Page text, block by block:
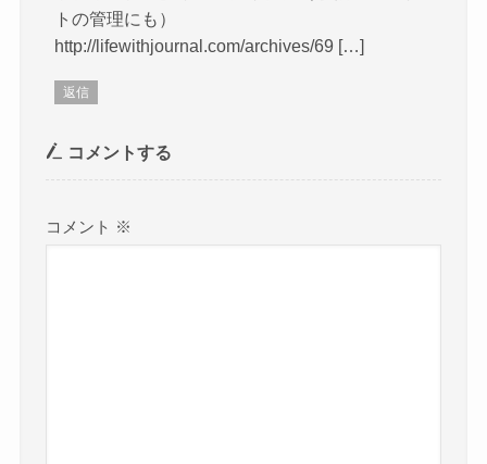
トの管理にも）
http://lifewithjournal.com/archives/69 […]
返信
コメントする
コメント ※